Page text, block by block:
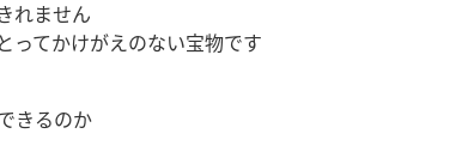
れません
ってかけがえのない宝物です
きるのか